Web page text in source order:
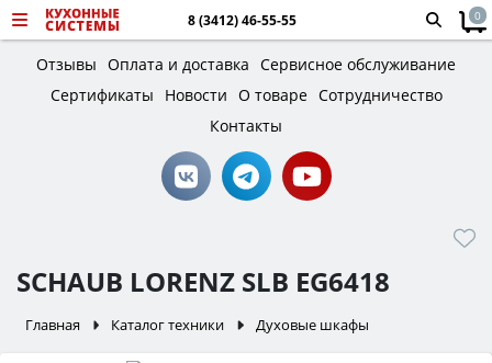
8 (3412) 46-55-55 0
Отзывы Оплата и доставка Сервисное обслуживание
Сертификаты
Новости О товаре Сотрудничество
Контакты
SCHAUB LORENZ SLB EG6418
Главная Каталог техники Духовые шкафы